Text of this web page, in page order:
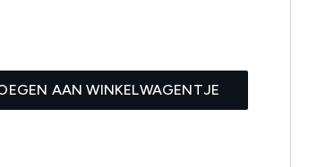
AAN WINKELWAGENTJE